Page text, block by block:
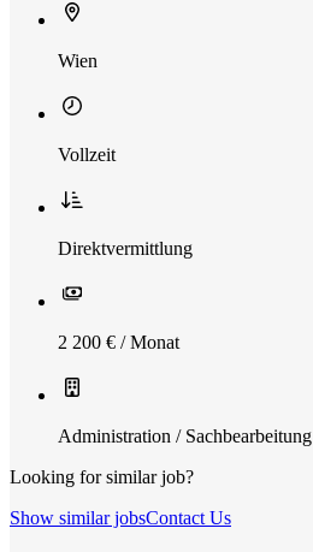
Wien
Vollzeit
Direktvermittlung
2 200 € / Monat
Administration / Sachbearbeitung
Looking for similar job?
Show similar jobsContact Us